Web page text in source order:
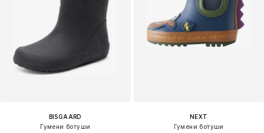
BISGAARD
Гумени ботуши
NEXT
Гумени ботуши